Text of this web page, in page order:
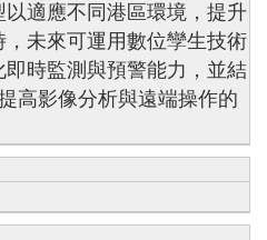
適應不同港區環境，提升
未來可運用數位孿生技術
時監測與預警能力，並結
高影像分析與遠端操作的